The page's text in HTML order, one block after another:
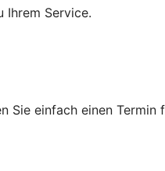
Ihrem Service.
Sie einfach einen Termin